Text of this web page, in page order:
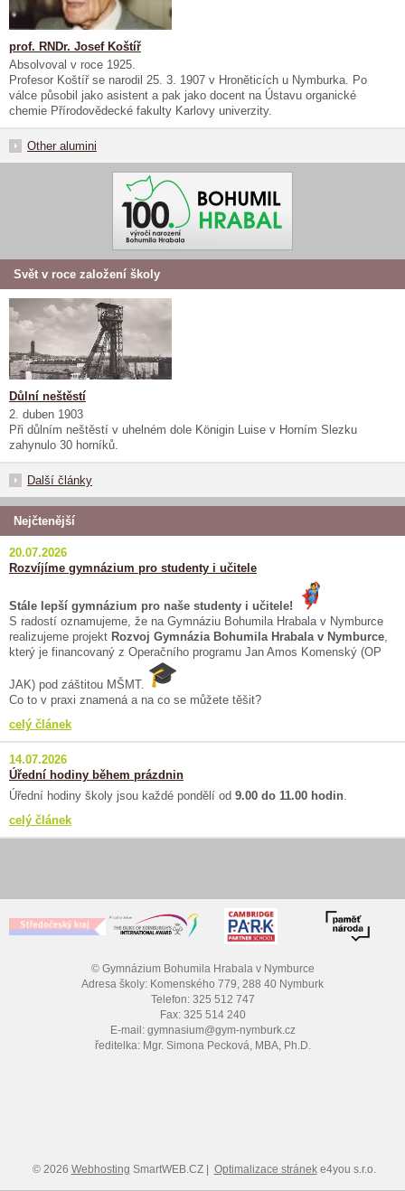
prof. RNDr. Josef Koštíř
Absolvoval v roce 1925.
Profesor Koštíř se narodil 25. 3. 1907 v Hroněticích u Nymburka. Po
válce působil jako asistent a pak jako docent na Ústavu organické
chemie Přírodovědecké fakulty Karlovy univerzity.
Other alumini
Svět v roce založení školy
Důlní neštěstí
2. duben 1903
Při důlním neštěstí v uhelném dole Königin Luise v Horním Slezku
zahynulo 30 horníků.
Další články
Nejčtenější
20.07.2026
Rozvíjíme gymnázium pro studenty i učitele
Stále lepší gymnázium pro naše studenty i učitele!
S radostí oznamujeme, že na Gymnáziu Bohumila Hrabala v Nymburce
realizujeme projekt Rozvoj Gymnázia Bohumila Hrabala v Nymburce
který je financovaný z Operačního programu Jan Amos Komenský (OP
JAK) pod záštitou MŠMT.
Co to v praxi znamená a na co se můžete těšit?
celý článek
14.07.2026
Úřední hodiny během prázdnin
Úřední hodiny školy jsou každé pondělí od 9.00 do 11.00 hodin
celý článek
© Gymnázium Bohumila Hrabala v Nymburce
Adresa školy: Komenského 779, 288 40 Nymburk
Telefon: 325 512 747
Fax: 325 514 240
E-mail: gymnasium@gym-nymburk.cz
ředitelka: Mgr. Simona Pecková, MBA, Ph.D.
© 2026 Webhosting SmartWEB.CZ | Optimalizace stráneke4you s.r.o.